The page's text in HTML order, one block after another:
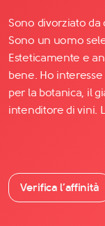
Sono divorziato
Sono un uomo
Esteticamente e
bene. Ho
per la botanica, il
intenditore di vini.
Verifica l’affinità